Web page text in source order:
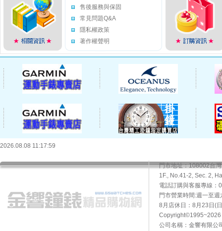
售後服務與保固
常見問題Q&A
隱私權政策
著作權聲明
2026.08.08 11:17:59
門市地址：108002台
1F., No.41-2, Sec. 2,
電話訂購與客服專線
門市營業時間:週一至
8月店休日：8月23日(
Copyright©1995~2026
公司名稱：金響有限公